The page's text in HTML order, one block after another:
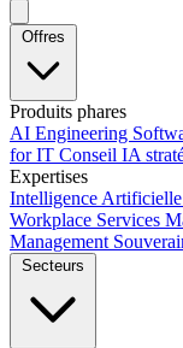
Offres
Produits phares
AI Engineering
for IT Conseil IA
Expertises
Intelligence Artificielle
Workplace Services
Management
Secteurs